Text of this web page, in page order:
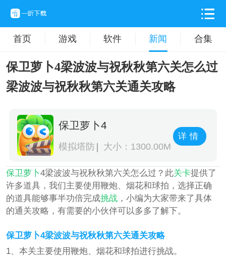
首页 游戏 软件 新闻 合集
保卫萝卜4梁波波与祝秋秋第六关怎么过
梁波波与祝秋秋第六关通关攻略
保卫萝卜4
模拟塔防 大小：1300.00M
详情
保卫萝卜4梁波波与祝秋秋第六关怎么过？此关卡提供了
许多道具，我们主要使用鞭炮、烟花和球拍，选择正确
的道具能够事半功倍完成挑战，小编为大家带来了具体
的通关攻略，有需要的小伙伴可以多多了解下。
保卫萝卜4梁波波与祝秋秋第六关通关攻略
1、本关主要使用鞭炮、烟花和球拍进行挑战。